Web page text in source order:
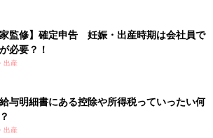
なものの購入費（傷薬、ガーゼ、水まくら
ための市販薬のみ。ビタミン剤などは
当しない品目を線で消し、合計金額を再計
マッサージ代（場合によっては医師の証明
家監修】確定申告 妊娠・出産時期は会社員で
必要？！
出産
与明細書にある控除や所得税っていったい何
出産